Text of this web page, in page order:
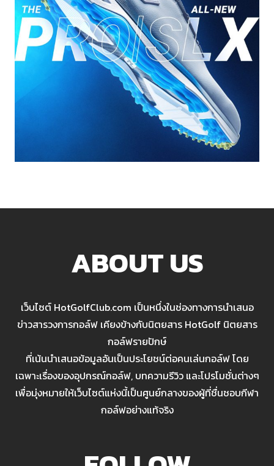
ABOUT US
เว็บไซต์ HotGolfClub.com เป็นหนึ่งในช่องทางการนำเสนอ
ข่าวสารวงการกอล์ฟ เคียงข้างกับนิตยสาร HotGolf นิตยสาร
กอล์ฟรายปักษ์
ที่เน้นนำเสนอข้อมูลอันเป็นประโยชน์ต่อคนเล่นกอล์ฟ โดย
เฉพาะเรื่องของอุปกรณ์กอล์ฟ, บทความรีวิว และโปรโมชั่นต่างๆ
เพื่อมุ่งหมายให้เว็บไซต์แห่งนี้เป็นศูนย์กลางของผู้ที่ชื่นชอบกีฬา
กอล์ฟอย่างแท้จริง